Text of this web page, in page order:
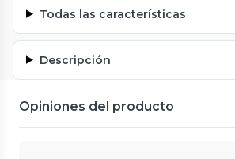
Todas las características
Descripción
Opiniones del producto